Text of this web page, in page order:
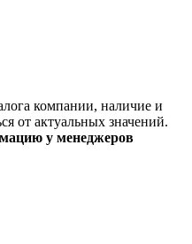
компании, наличие и
от актуальных значений.
у менеджеров